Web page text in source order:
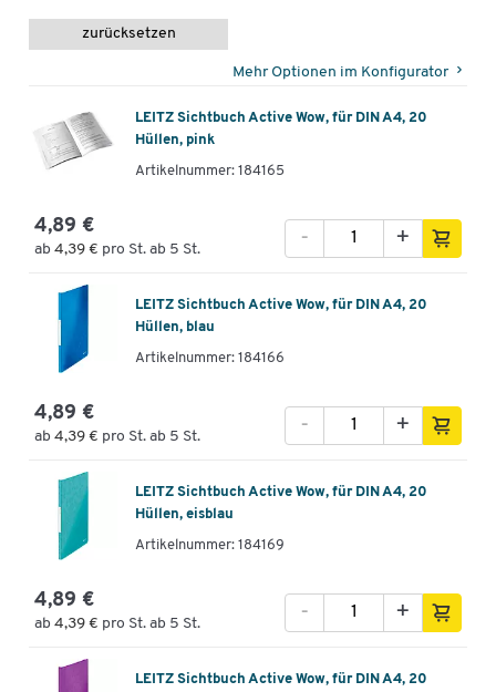
zurücksetzen
Mehr Optionen im Konfigurator
LEITZ Sichtbuch Active Wow, für DIN A4, 20
Hüllen, pink
Artikelnummer: 184165
4,89 €
ab 4,39 € pro St. ab 5 St.
+
-
LEITZ Sichtbuch Active Wow, für DIN A4, 20
Hüllen, blau
Artikelnummer: 184166
4,89 €
ab 4,39 € pro St. ab 5 St.
+
-
LEITZ Sichtbuch Active Wow, für DIN A4, 20
Hüllen, eisblau
Artikelnummer: 184169
4,89 €
ab 4,39 € pro St. ab 5 St.
+
-
LEITZ Sichtbuch Active Wow, für DIN A4, 20